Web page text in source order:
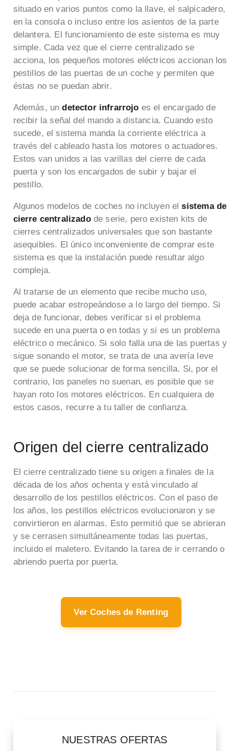
situado en varios puntos como la llave, el salpicadero,
en la consola o incluso entre los asientos de la parte
delantera. El funcionamiento de este sistema es muy
simple. Cada vez que el cierre centralizado se
acciona, los pequeños motores eléctricos accionan los
pestillos de las puertas de un coche y permiten que
éstas no se puedan abrir.
Además, undetector infrarrojo es el encargado de
recibir la señal del mando a distancia. Cuando esto
sucede, el sistema manda la corriente eléctrica a
través del cableado hasta los motores o actuadores.
Estos van unidos a las varillas del cierre de cada
puerta y son los encargados de subir y bajar el
pestillo.
Algunos modelos de coches no incluyen elsistema de
cierre centralizadode serie, pero existen kits de
cierres centralizados universales que son bastante
asequibles. El único inconveniente de comprar este
sistema es que la instalación puede resultar algo
compleja.
Al tratarse de un elemento que recibe mucho uso,
puede acabar estropeándose a lo largo del tiempo. Si
deja de funcionar, debes verificar si el problema
sucede en una puerta o en todas y si es un problema
eléctrico o mecánico. Si solo falla una de las puertas y
sigue sonando el motor, se trata de una avería leve
que se puede solucionar de forma sencilla. Si, por el
contrario, los paneles no suenan, es posible que se
hayan roto los motores eléctricos. En cualquiera de
estos casos, recurre a tu taller de confianza.
Origen del cierre centralizado
El cierre centralizado tiene su origen a finales de la
década de los años ochenta y está vinculado al
desarrollo de los pestillos eléctricos. Con el paso de
los años, los pestillos eléctricos evolucionaron y se
convirtieron en alarmas. Esto permitió que se abrieran
y se cerrasen simultáneamente todas las puertas,
incluido el maletero. Evitando la tarea de ir cerrando o
abriendo puerta por puerta.
Ver Coches de Renting
NUESTRAS OFERTAS